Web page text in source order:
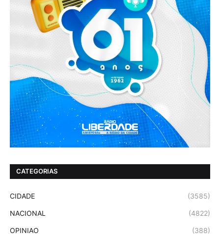
CATEGORIAS
CIDADE (3585)
NACIONAL (4822)
OPINIAO (388)